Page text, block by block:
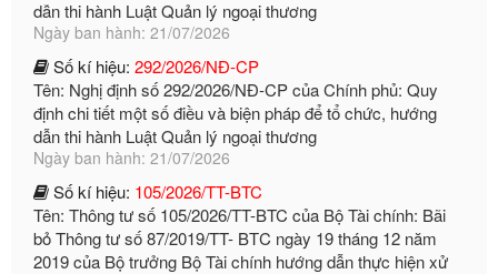
Số kí hiệu:292/2026/NĐ-CP
Tên: Nghị định số 292/2026/NĐ-CP của Chính phủ: Quy
định chi tiết một số điều và biện pháp để tổ chức, hướng
dẫn thi hành Luật Quản lý ngoại thương
Ngày ban hành: 21/07/2026
Số kí hiệu:105/2026/TT-BTC
Tên: Thông tư số 105/2026/TT-BTC của Bộ Tài chính: Bãi
bỏ Thông tư số 87/2019/TT- BТC ngày 19 tháng 12 năm
2019 của Bộ trưởng Bộ Tài chính hướng dẫn thực hiện xử
phạt vi phạm hành chính trong lĩnh vực kho bạc nhà nước
Ngày ban hành: 21/07/2026